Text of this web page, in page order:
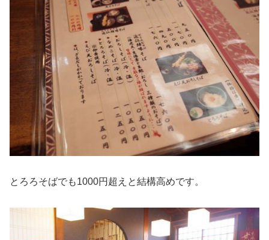
とろろそばでも1000円超えと結構高めです。